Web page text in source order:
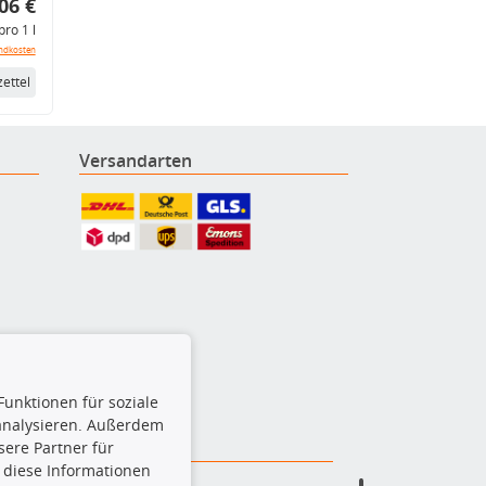
€
1 l
Versandarten
für soziale
Außerdem
Partner für
Informationen